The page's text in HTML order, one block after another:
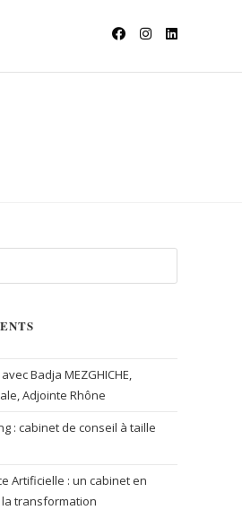
Badja MEZGHICHE,
Adjointe Rhône
: cabinet de conseil à taille
Artificielle : un cabinet en
transformation